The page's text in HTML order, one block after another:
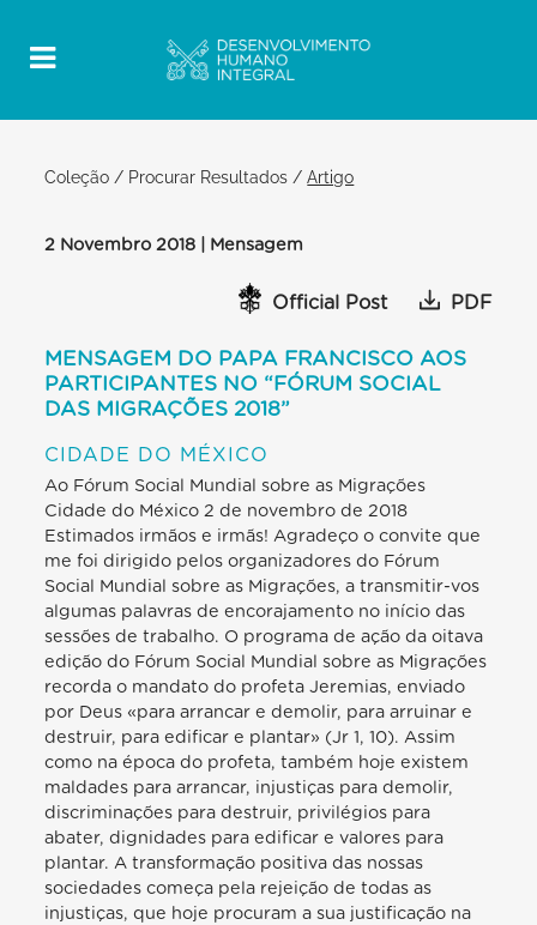
Coleção / Procurar Resultados /Artigo
2 Novembro 2018 | Mensagem
Official Post PDF
MENSAGEM DO PAPA FRANCISCO AOS
PARTICIPANTES NO “FÓRUM SOCIAL
DAS MIGRAÇÕES 2018”
CIDADE DO MÉXICO
Ao Fórum Social Mundial sobre as Migrações
Cidade do México 2 de novembro de 2018
Estimados irmãos e irmãs! Agradeço o convite que
me foi dirigido pelos organizadores do Fórum
Social Mundial sobre as Migrações, a transmitir-vos
algumas palavras de encorajamento no início das
sessões de trabalho. O programa de ação da oitava
edição do Fórum Social Mundial sobre as Migrações
recorda o mandato do profeta Jeremias, enviado
por Deus «para arrancar e demolir, para arruinar e
destruir, para edificar e plantar» (Jr 1, 10). Assim
como na época do profeta, também hoje existem
maldades para arrancar, injustiças para demolir,
discriminações para destruir, privilégios para
abater, dignidades para edificar e valores para
plantar. A transformação positiva das nossas
sociedades começa pela rejeição de todas as
injustiças, que hoje procuram a sua justificação na